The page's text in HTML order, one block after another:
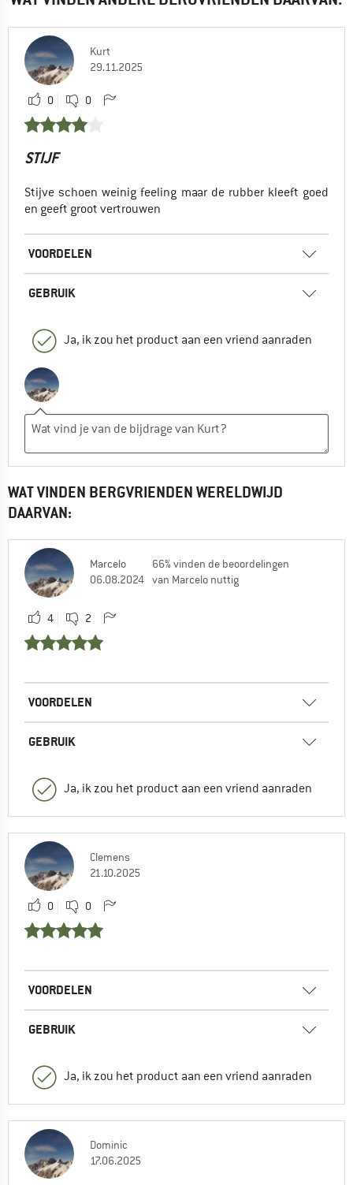
Kurt
29.11.2025
0 0
STIJF
Stijve schoen weinig feeling maar de rubber kleeft goed
en geeft groot vertrouwen
VOORDELEN
GEBRUIK
Ja, ik zou het product aan een vriend aanraden
WAT VINDEN BERGVRIENDEN WERELDWIJD
DAARVAN:
Marcelo
06.08.2024
66% vinden de beoordelingen
van Marcelo nuttig
4 2
VOORDELEN
GEBRUIK
Ja, ik zou het product aan een vriend aanraden
Clemens
21.10.2025
0 0
VOORDELEN
GEBRUIK
Ja, ik zou het product aan een vriend aanraden
Dominic
17.06.2025